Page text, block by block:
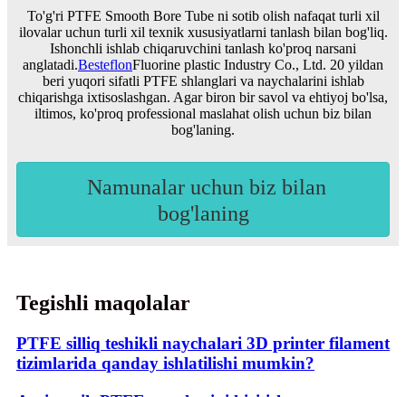
To'g'ri PTFE Smooth Bore Tube ni sotib olish nafaqat turli xil
ilovalar uchun turli xil texnik xususiyatlarni tanlash bilan bog'liq.
Ishonchli ishlab chiqaruvchini tanlash ko'proq narsani
anglatadi.BesteflonFluorine plastic Industry Co., Ltd. 20 yildan
beri yuqori sifatli PTFE shlanglari va naychalarini ishlab
chiqarishga ixtisoslashgan. Agar biron bir savol va ehtiyoj bo'lsa,
iltimos, ko'proq professional maslahat olish uchun biz bilan
bog'laning.
Namunalar uchun biz bilan
bog'laning
Tegishli maqolalar
PTFE silliq teshikli naychalari 3D printer filament
tizimlarida qanday ishlatilishi mumkin?